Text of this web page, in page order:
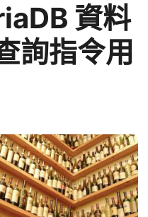
資料
詢指令用